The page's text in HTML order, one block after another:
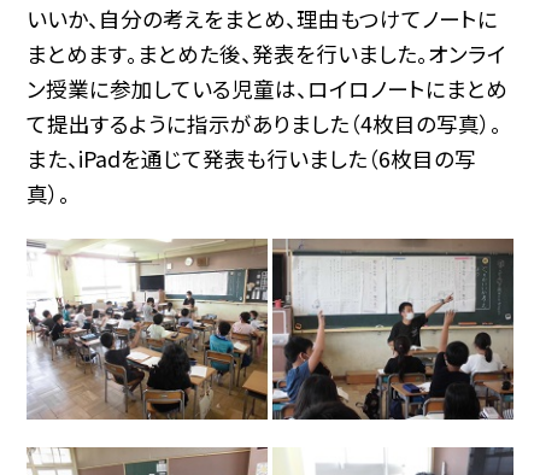
いいか、自分の考えをまとめ、理由もつけてノートに
まとめます。まとめた後、発表を行いました。オンライ
ン授業に参加している児童は、ロイロノートにまとめ
て提出するように指示がありました（4枚目の写真）。
また、iPadを通じて発表も行いました（6枚目の写
真）。